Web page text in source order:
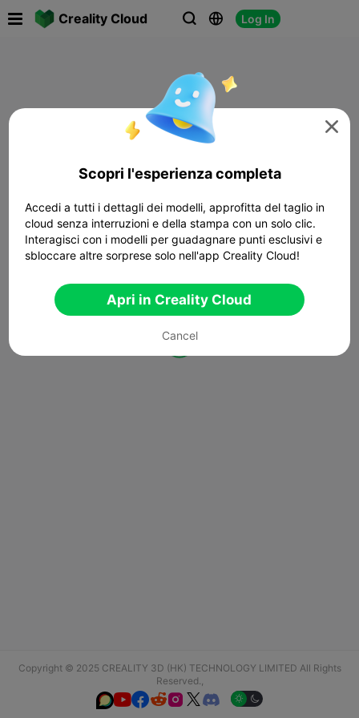
Creality Cloud   Log In
Copyright © 2025 CREALITY 3D (HK) TECHNOLOGY LIMITED All Rights
Reserved.,
  

Scopri l'esperienza completa
Accedi a tutti i dettagli dei modelli, approfitta del taglio in
cloud senza interruzioni e della stampa con un solo clic.
Interagisci con i modelli per guadagnare punti esclusivi e
sbloccare altre sorprese solo nell'app Creality Cloud!
Apri in Creality Cloud
Cancel